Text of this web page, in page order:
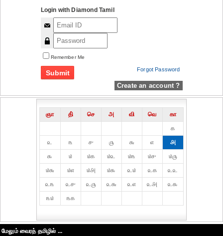
Login with Diamond Tamil
Remember Me
Forgot Password
Create an account ?
ஞா தி் செ அ வி வெ
கா
௧
௨
௩ ௪ ௫ ௬ ௭
௮
௯
௰ ௰௧ ௰௨ ௰௩ ௰௪
௰௫
௰௬
௰௭ ௰௮ ௰௯ ௨௰ ௨௧
௨௨
௨௩
௨௪ ௨௫ ௨௬ ௨௭ ௨௮
௨௯
௩௰
௩௧
மேலும் வைரத் தமிழில் ...